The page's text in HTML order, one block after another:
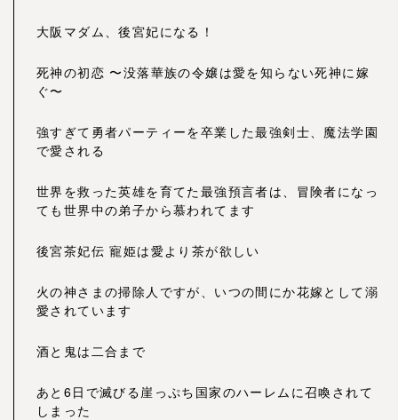
大阪マダム、後宮妃になる！
死神の初恋 〜没落華族の令嬢は愛を知らない死神に嫁
ぐ〜
強すぎて勇者パーティーを卒業した最強剣士、魔法学園
で愛される
世界を救った英雄を育てた最強預言者は、冒険者になっ
ても世界中の弟子から慕われてます
後宮茶妃伝 寵姫は愛より茶が欲しい
火の神さまの掃除人ですが、いつの間にか花嫁として溺
愛されています
酒と鬼は二合まで
あと6日で滅びる崖っぷち国家のハーレムに召喚されて
しまった